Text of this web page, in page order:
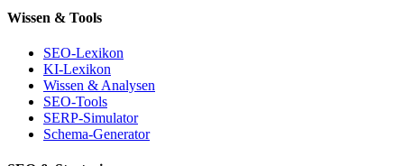
Wissen & Tools
SEO-Lexikon
KI-Lexikon
Wissen & Analysen
SEO-Tools
SERP-Simulator
Schema-Generator